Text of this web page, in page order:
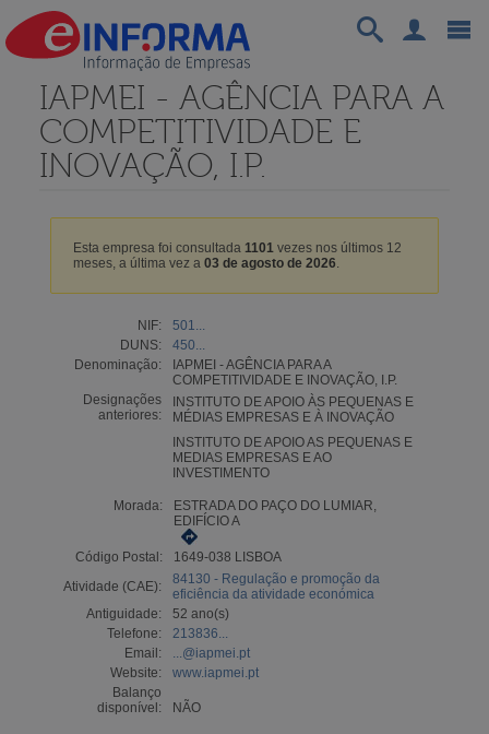
IAPMEI - AGÊNCIA PARA A
COMPETITIVIDADE E
INOVAÇÃO, I.P.
Esta empresa foi consultada 1101vezes nos últimos 12
meses, a última vez a 03 de agosto de 2026.
NIF:
501...
DUNS:
450...
Denominação:
IAPMEI - AGÊNCIA PARA A
COMPETITIVIDADE E INOVAÇÃO, I.P.
Designações
anteriores:
INSTITUTO DE APOIO ÀS PEQUENAS E
MÉDIAS EMPRESAS E À INOVAÇÃO
INSTITUTO DE APOIO AS PEQUENAS E
MEDIAS EMPRESAS E AO
INVESTIMENTO
Morada:
ESTRADA DO PAÇO DO LUMIAR,
EDIFÍCIO A
Código Postal:
1649-038 LISBOA
Atividade (CAE):
84130 - Regulação e promoção da
eficiência da atividade económica
Antiguidade:
52 ano(s)
Telefone:
213836...
Email:
...@iapmei.pt
Website:
www.iapmei.pt
Balanço
disponível:
NÃO